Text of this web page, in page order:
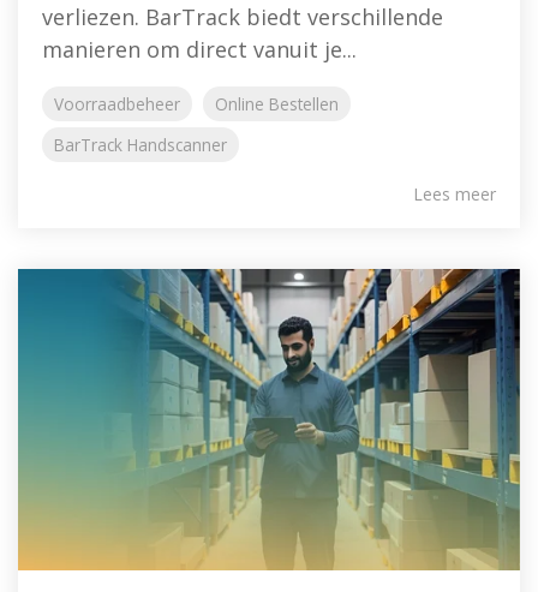
verliezen. BarTrack biedt verschillende
manieren om direct vanuit je...
Voorraadbeheer
Online Bestellen
BarTrack Handscanner
Lees meer